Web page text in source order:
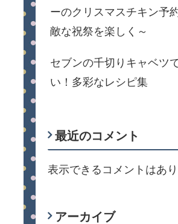
ーのクリスマスチキン予
敵な祝祭を楽しく～
セブンの千切りキャベツ
い！多彩なレシピ集
最近のコメント
表示できるコメントはあり
アーカイブ